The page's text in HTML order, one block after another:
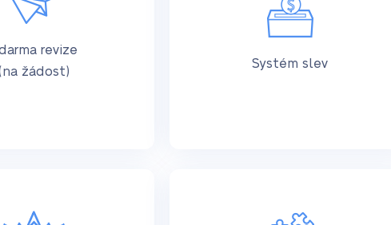
revize
žádost)
Systém slev